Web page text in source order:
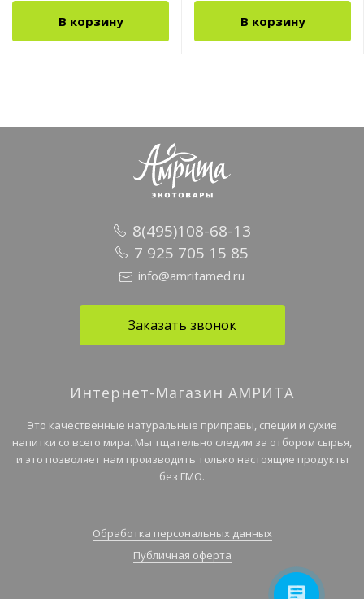
В корзину В корзину
8(495)108-68-13
7 925 705 15 85
info@amritamed.ru
Заказать звонок
Интернет-Магазин АМРИТА
Это качественные натуральные приправы, специи и сухие
напитки со всего мира. Мы тщательно следим за отбором сырья,
и это позволяет нам производить только настоящие продукты
без ГМО.
Обработка персональных данных
Публичная оферта